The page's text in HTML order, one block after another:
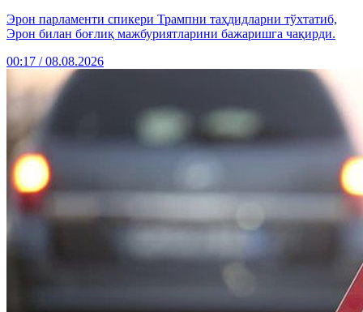
Эрон парламенти спикери Трампни таҳдидларни тўхтатиб,
Эрон билан боғлиқ мажбуриятларини бажаришга чақирди.
00:17 / 08.08.2026